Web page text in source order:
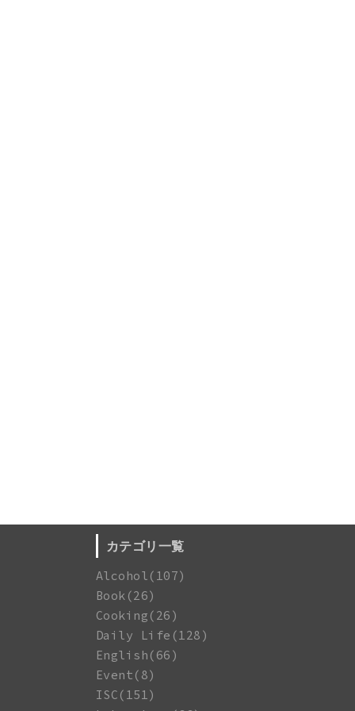
カテゴリ一覧
Alcohol(107)
Book(26)
Cooking(26)
Daily Life(128)
English(66)
Event(8)
ISC(151)